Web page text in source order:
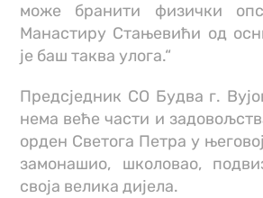
може бранити физички
Манастиру Стањевићи од
је баш таква улога.“
Предсједник СО Будва г.
нема веће части и
орден Светога Петра у
замонашио, школовао,
своја велика дијела.